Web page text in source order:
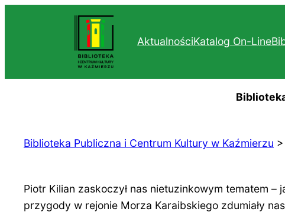
AktualnościKatalog On-Line
Biblioteka Publiczna i Centrum Kultury w Kaźmierzu >
Piotr Kilian zaskoczył nas nietuzinkowym tematem
przygody w rejonie Morza Karaibskiego zdumiały